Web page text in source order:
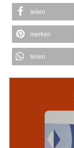
teilen
merken
teilen